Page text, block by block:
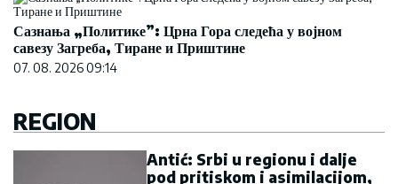
Сазнања „Политике”: Црна Гора следећа у војном
савезу Загреба, Тиране и Приштине
07. 08. 2026 09:14
REGION
Antić: Srbi u regionu i dalje
pod pritiskom i asimilacijom,